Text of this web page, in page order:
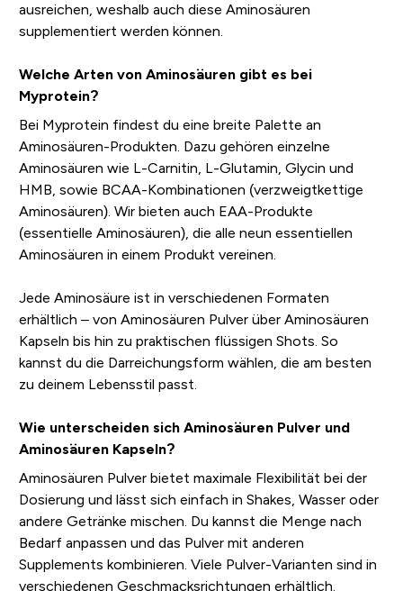
ausreichen, weshalb auch diese Aminosäuren
supplementiert werden können.
Welche Arten von Aminosäuren gibt es bei
Myprotein?
Bei Myprotein findest du eine breite Palette an
Aminosäuren-Produkten. Dazu gehören einzelne
Aminosäuren wie L-Carnitin, L-Glutamin, Glycin und
HMB, sowie BCAA-Kombinationen (verzweigtkettige
Aminosäuren). Wir bieten auch EAA-Produkte
(essentielle Aminosäuren), die alle neun essentiellen
Aminosäuren in einem Produkt vereinen.
Jede Aminosäure ist in verschiedenen Formaten
erhältlich – von Aminosäuren Pulver über Aminosäuren
Kapseln bis hin zu praktischen flüssigen Shots. So
kannst du die Darreichungsform wählen, die am besten
zu deinem Lebensstil passt.
Wie unterscheiden sich Aminosäuren Pulver und
Aminosäuren Kapseln?
Aminosäuren Pulver bietet maximale Flexibilität bei der
Dosierung und lässt sich einfach in Shakes, Wasser oder
andere Getränke mischen. Du kannst die Menge nach
Bedarf anpassen und das Pulver mit anderen
Supplements kombinieren. Viele Pulver-Varianten sind in
verschiedenen Geschmacksrichtungen erhältlich.